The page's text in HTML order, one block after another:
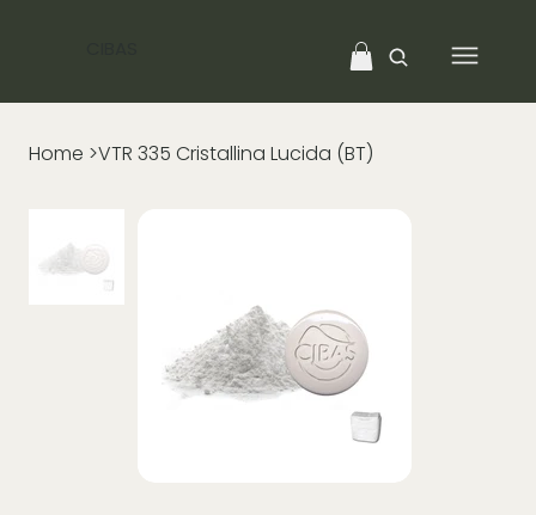
Home >VTR 335 Cristallina Lucida (BT)